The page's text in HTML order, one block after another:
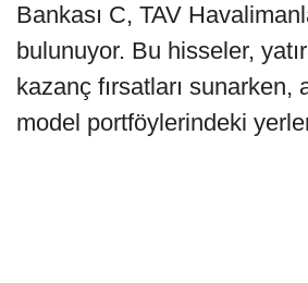
Bankası C, TAV
bulunuyor. Bu hisseler,
kazanç fırsatları sunarken,
model portföylerindeki